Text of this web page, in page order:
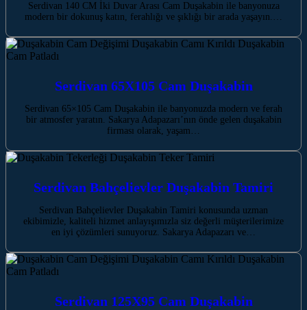
Serdivan 140 CM İki Duvar Arası Cam Duşakabin ile banyonuza
modern bir dokunuş katın, ferahlığı ve şıklığı bir arada yaşayın.…
Serdivan 65X105 Cam Duşakabin
Serdivan 65×105 Cam Duşakabin ile banyonuzda modern ve ferah
bir atmosfer yaratın. Sakarya Adapazarı’nın önde gelen duşakabin
firması olarak, yaşam…
Serdivan Bahçelievler Duşakabin Tamiri
Serdivan Bahçelievler Duşakabin Tamiri konusunda uzman
ekibimizle, kaliteli hizmet anlayışımızla siz değerli müşterilerimize
en iyi çözümleri sunuyoruz. Sakarya Adapazarı ve…
Serdivan 125X95 Cam Duşakabin